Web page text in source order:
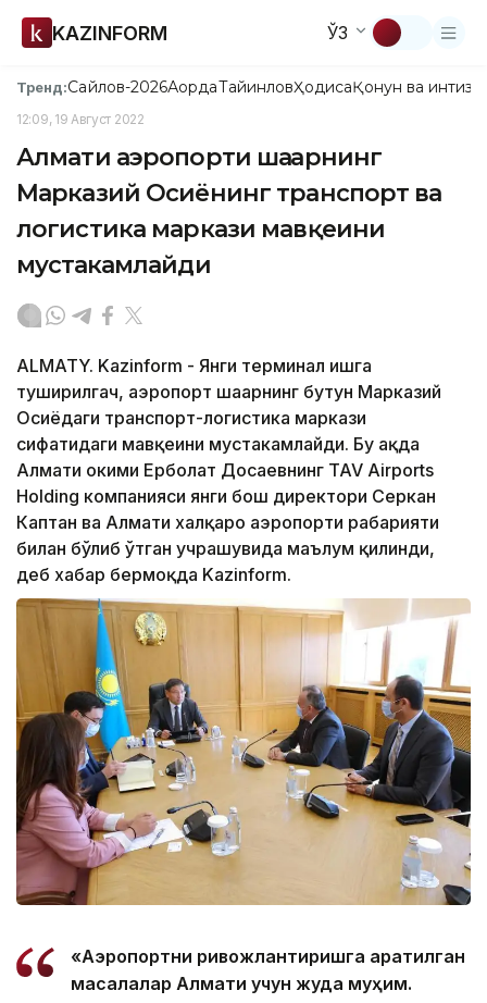
KAZINFORM ЎЗ
Тренд:Сайлов-2026АқордаТайинловҲодисаҚонун ва
12:09, 19 Август 2022
Алмати аэропорти шаҳарнинг
Марказий Осиёнинг транспорт ва
логистика маркази мавқеини
мустаҳкамлайди
ALMATY. Kazinform - Янги терминал ишга
туширилгач, аэропорт шаҳарнинг бутун Марказий
Осиёдаги транспорт-логистика маркази
сифатидаги мавқеини мустаҳкамлайди. Бу ҳақда
Алмати ҳокими Ерболат Досаевнинг TAV Airports
Holding компанияси янги бош директори Серкан
Каптан ва Алмати халқаро аэропорти раҳбарияти
билан бўлиб ўтган учрашувида маълум қилинди,
деб хабар бермоқда Kazinform.
«Аэропортни ривожлантиришга қаратилган
масалалар Алмати учун жуда муҳим.